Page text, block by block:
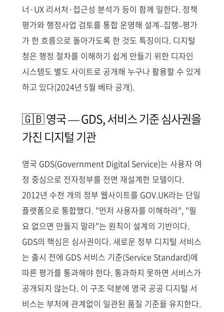
너·UX 리서처·접근성 분석가 등이 함께 일한다. 정책
평가와 행정사업 검토를 통합 운영해 설계–집행–평가
가 한 흐름으로 돌아가도록 한 것도 특징이다. 디지털
청은 행정 절차를 이해하기 쉽게 만들기 위한 디자인
시스템도 별도 사이트로 공개해 누구나 활용할 수 있게
하고 있다(2024년 5월 베타 공개).
🇬🇧 영국 — GDS, 서비스 기준 심사권을
가진 디지털 기관
영국 GDS(Government Digital Service)는 사용자 여
정 중심으로 전자정부를 전면 재설계한 모델이다.
2012년 수천 개의 정부 웹사이트를 GOV.UK라는 단일
플랫폼으로 통합했다. "먼저 사용자를 이해하라", "필
요 없으면 만들지 말라"는 원칙이 설계의 기반이다.
GDS의 핵심은 심사권이다. 새로운 정부 디지털 서비스
는 출시 전에 GDS 서비스 기준(Service Standard)에
따른 평가를 통과해야 한다. 통과하지 못하면 서비스가
공개되지 않는다. 이 구조 덕분에 영국 공공 디지털 서
비스는 부처에 관계없이 일관된 품질 기준을 유지한다.